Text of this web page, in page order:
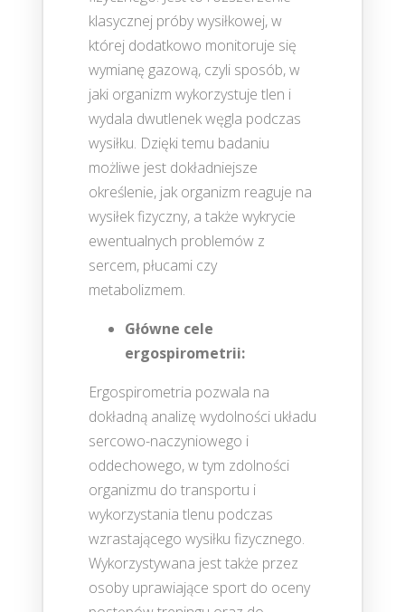
klasycznej próby wysiłkowej, w
której dodatkowo monitoruje się
wymianę gazową, czyli sposób, w
jaki organizm wykorzystuje tlen i
wydala dwutlenek węgla podczas
wysiłku. Dzięki temu badaniu
możliwe jest dokładniejsze
określenie, jak organizm reaguje na
wysiłek fizyczny, a także wykrycie
ewentualnych problemów z
sercem, płucami czy
metabolizmem.
Główne cele
ergospirometrii:
Ergospirometria pozwala na
dokładną analizę wydolności układu
sercowo-naczyniowego i
oddechowego, w tym zdolności
organizmu do transportu i
wykorzystania tlenu podczas
wzrastającego wysiłku fizycznego.
Wykorzystywana jest także przez
osoby uprawiające sport do oceny